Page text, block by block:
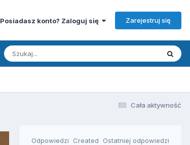
Posiadasz konto? Zaloguj się Zarejestruj się
Cała aktywność
Odpowiedzi Created Ostatniej odpowiedzi